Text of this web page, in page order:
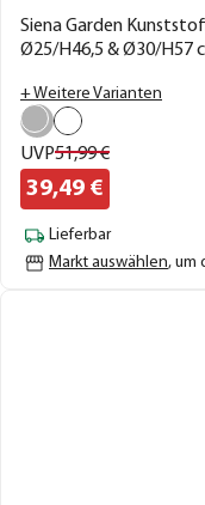
Siena Garden
Ø25/H46,5 & Ø30/H57
+ Weitere Varianten
UVP51,99€
39,49 €
Lieferbar
Markt auswählen, um